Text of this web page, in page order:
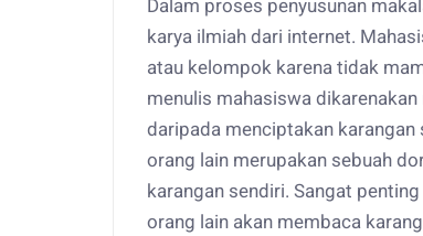
Dalam proses penyusunan
karya ilmiah dari internet.
atau kelompok karena tidak
menulis mahasiswa
daripada menciptakan
orang lain merupakan sebuah
karangan sendiri. Sangat
orang lain akan membaca